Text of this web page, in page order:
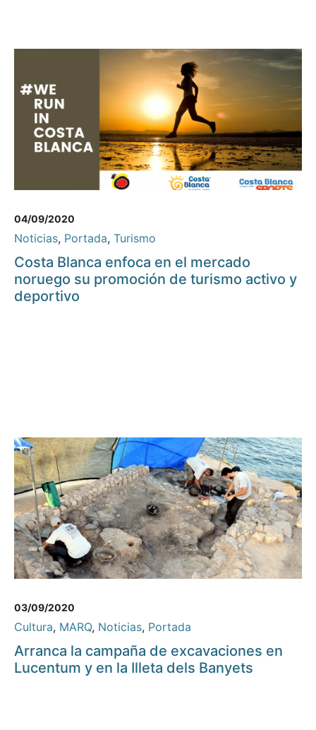
04/09/2020
Noticias, Portada, Turismo
Costa Blanca enfoca en el mercado
noruego su promoción de turismo activo y
deportivo
03/09/2020
Cultura, MARQ, Noticias, Portada
Arranca la campaña de excavaciones en
Lucentum y en la Illeta dels Banyets